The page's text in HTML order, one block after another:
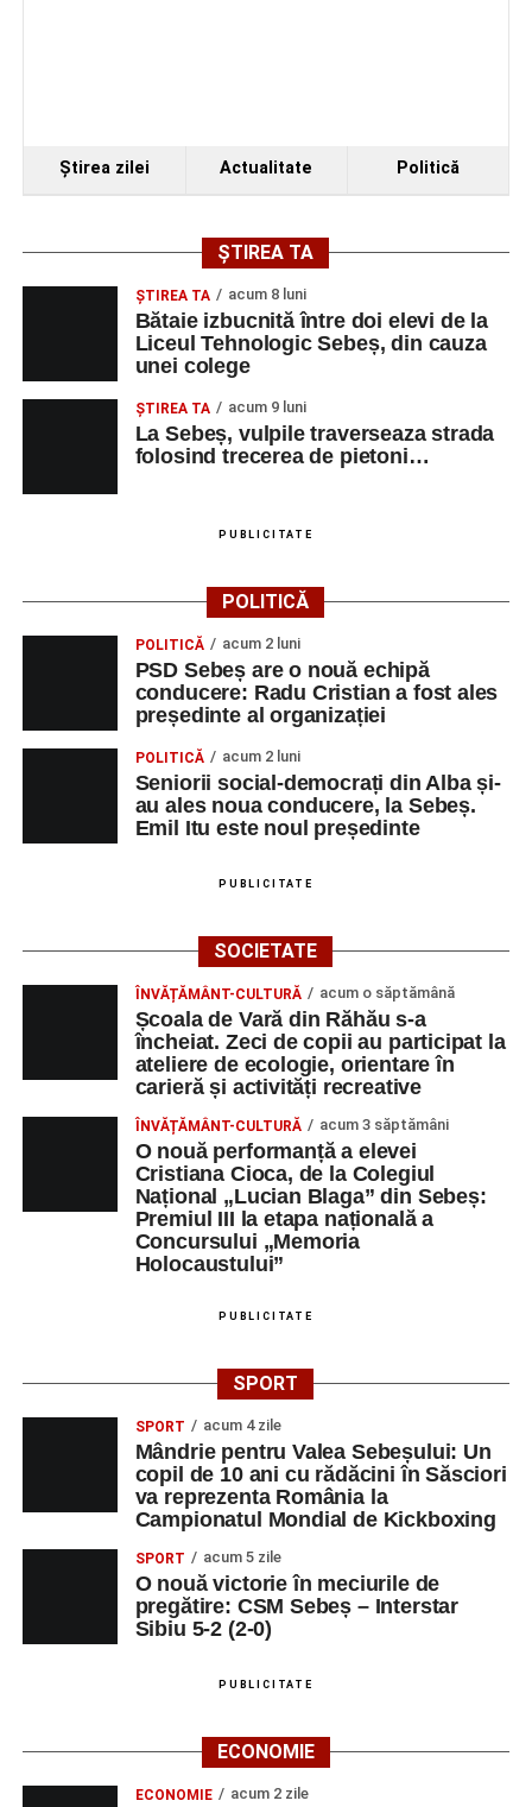
reprezintă doar începutul unei serii de concerte care vor
avea loc pe parcursul taberei, oferind comunității din
și de a lua parte la un veritabil schimb cultural prin
Adaugă-ne ca sursă preferată
Urmărește-ne pe Google News
cea de-a III-a ediție a concursului „CicloAventurier
Primul concert din cadrul String Symphonic Camp
2026 a adus emoție și aplauze la Sebeș
În luna august, cele mai recente lucrări ale lui Eugen
Măcinic pot fi admirate la Primăria Sebeș
Ştirea zilei Actualitate Politică
ȘTIREA TA
ŞTIREA TA acum 8 luni
Bătaie izbucnită între doi elevi de la
Liceul Tehnologic Sebeș, din cauza
unei colege
ŞTIREA TA acum 9 luni
La Sebeș, vulpile traverseaza strada
folosind trecerea de pietoni…
PUBLICITATE
POLITICĂ
POLITICĂ acum 2 luni
PSD Sebeș are o nouă echipă
conducere: Radu Cristian a fost ales
președinte al organizației
POLITICĂ acum 2 luni
Seniorii social-democrați din Alba și-
au ales noua conducere, la Sebeș.
Emil Itu este noul președinte
PUBLICITATE
SOCIETATE
ÎNVĂȚĂMÂNT-CULTURĂ acum o săptămână
Școala de Vară din Răhău s-a
încheiat. Zeci de copii au participat la
ateliere de ecologie, orientare în
carieră și activități recreative
ÎNVĂȚĂMÂNT-CULTURĂ acum 3 săptămâni
O nouă performanță a elevei
Cristiana Cioca, de la Colegiul
Național „Lucian Blaga” din Sebeș:
Premiul III la etapa națională a
Concursului „Memoria
Holocaustului”
PUBLICITATE
SPORT
SPORT acum 4 zile
Mândrie pentru Valea Sebeșului: Un
copil de 10 ani cu rădăcini în Săsciori
va reprezenta România la
Campionatul Mondial de Kickboxing
SPORT acum 5 zile
O nouă victorie în meciurile de
pregătire: CSM Sebeș – Interstar
Sibiu 5-2 (2-0)
PUBLICITATE
ECONOMIE
ECONOMIE acum 2 zile